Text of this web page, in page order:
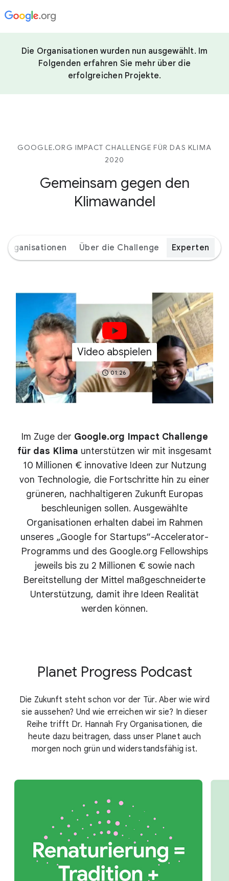
Die Organisationen wurden nun ausgewählt. Im
Folgenden erfahren Sie mehr über die
erfolgreichen Projekte.
GOOGLE.ORG IMPACT CHALLENGE FÜR DAS KLIMA
2020
Gemeinsam gegen den
Klimawandel
Organisationen Über die Challenge Experten
Video abspielen
01:26
Im Zuge der Google.org Impact Challenge
für das Klima unterstützen wir mit insgesamt
10 Millionen € innovative Ideen zur Nutzung
von Technologie, die Fortschritte hin zu einer
grüneren, nachhaltigeren Zukunft Europas
beschleunigen sollen. Ausgewählte
Organisationen erhalten dabei im Rahmen
unseres „Google for Startups“-Accelerator-
Programms und des Google.org Fellowships
jeweils bis zu 2 Millionen € sowie nach
Bereitstellung der Mittel maßgeschneiderte
Unterstützung, damit ihre Ideen Realität
werden können.
Planet Progress Podcast
Die Zukunft steht schon vor der Tür. Aber wie wird
sie aussehen? Und wie erreichen wir sie? In dieser
Reihe trifft Dr. Hannah Fry Organisationen, die
heute dazu beitragen, dass unser Planet auch
morgen noch grün und widerstandsfähig ist.